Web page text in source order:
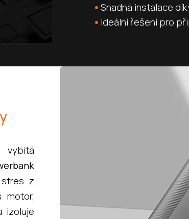
Snadná instalace
Ideální řešení pro
vybitá
z
motor,
izoluje